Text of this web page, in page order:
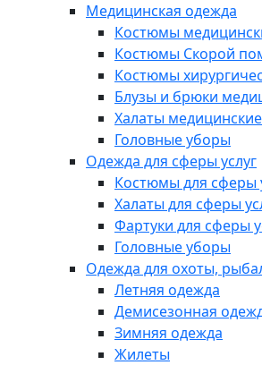
Медицинская одежда
Костюмы
Костюмы Скорой
Костюмы
Блузы и брюки
Халаты медицинские
Головные уборы
Одежда для сферы услуг
Костюмы для сферы
Халаты для сферы
Фартуки для сферы
Головные уборы
Одежда для охоты,
Летняя одежда
Демисезонная
Зимняя одежда
Жилеты